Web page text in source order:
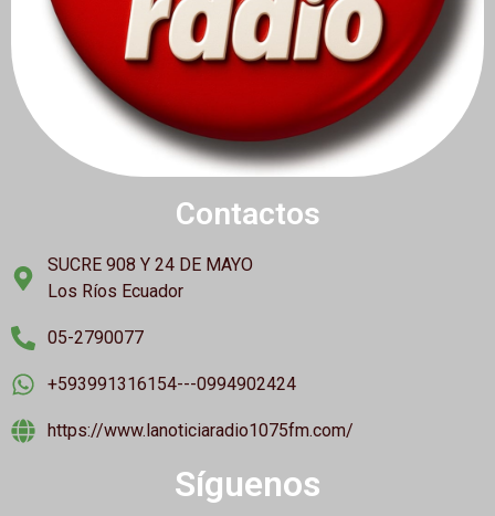
Contactos
SUCRE 908 Y 24 DE MAYO
Los Ríos Ecuador
05-2790077
+593991316154---0994902424
https://www.lanoticiaradio1075fm.com/
Síguenos